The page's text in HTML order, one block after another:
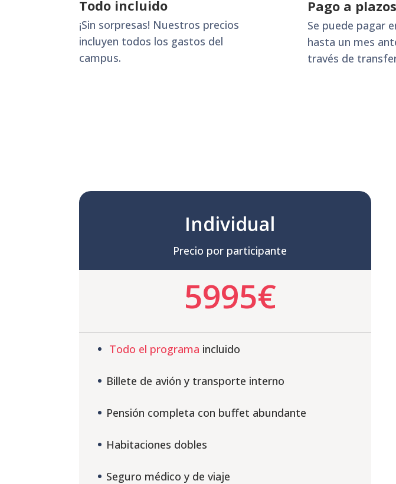
Todo incluido
¡Sin sorpresas! Nuestros precios
incluyen todos los gastos del
campus.
Pago a plazos
Se puede pagar
hasta un mes
través de
Individual
Precio por participante
5995€
Todo el programa incluido
Billete de avión y transporte interno
Pensión completa con buffet abundante
Habitaciones dobles
Seguro médico y de viaje